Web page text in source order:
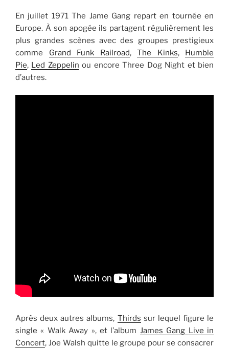
En juillet 1971 The Jame Gang repart en tournée en
Europe. À son apogée ils partagent régulièrement les
plus grandes scènes avec des groupes prestigieux
comme Grand Funk Railroad, The Kinks, Humble
Pie, Led Zeppelin ou encore Three Dog Night et bien
d’autres.
Après deux autres albums, Thirds sur lequel figure le
single « Walk Away », et l’album James Gang Live in
Concert, Joe Walsh quitte le groupe pour se consacrer